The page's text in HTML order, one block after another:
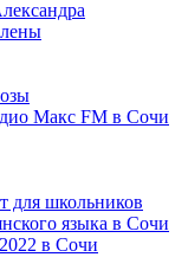
Maкс FM в Сочи
для школьников
языка в Сочи
в Сочи